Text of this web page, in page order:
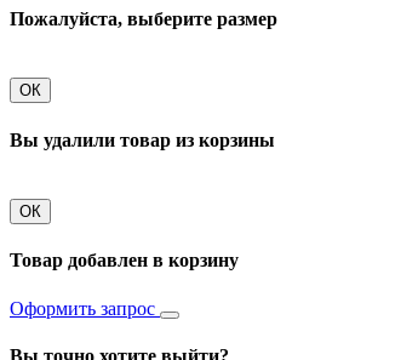
Пожалуйста, выберите размер
ОК
Вы удалили товар из корзины
ОК
Товар добавлен в корзину
Оформить запрос
Вы точно хотите выйти?